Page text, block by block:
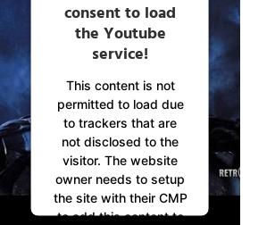
consent to load
the Youtube
service!
This content is not
permitted to load due
to trackers that are
not disclosed to the
visitor. The website
owner needs to setup
the site with their CMP
to add this content to